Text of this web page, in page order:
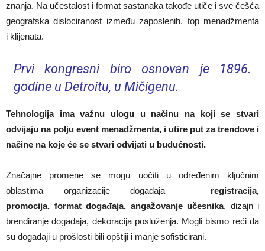
znanja. Na učestalost i format sastanaka takođe utiče i sve češća
geografska dislociranost između zaposlenih, top menadžmenta
i klijenata.
Prvi kongresni biro osnovan je 1896.
godine u Detroitu, u Mičigenu.
Tehnologija ima važnu ulogu u načinu na koji se stvari
odvijaju na polju event menadžmenta, i utire put za trendove i
načine na koje će se stvari odvijati u budućnosti.
Značajne promene se mogu uočiti u određenim ključnim
oblastima organizacije događaja – registracija,
promocija, format događaja, angažovanje učesnika, dizajn i
brendiranje događaja, dekoracija posluženja. Mogli bismo reći da
su događaji u prošlosti bili opštiji i manje sofisticirani.